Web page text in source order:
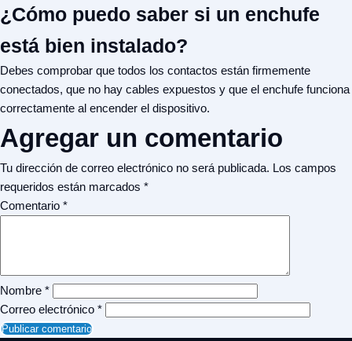
¿Cómo puedo saber si un enchufe
está bien instalado?
Debes comprobar que todos los contactos están firmemente
conectados, que no hay cables expuestos y que el enchufe funciona
correctamente al encender el dispositivo.
Agregar un comentario
Tu dirección de correo electrónico no será publicada. Los campos
requeridos están marcados *
Comentario *
Nombre *
Correo electrónico *